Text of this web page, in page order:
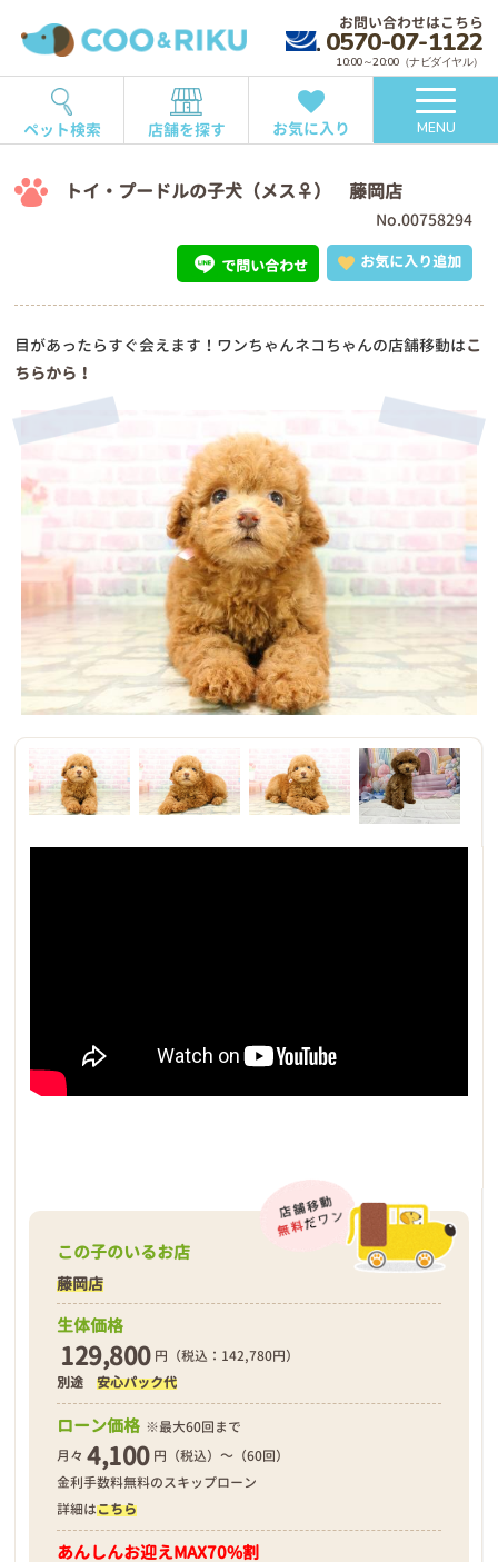
お問い合わせはこちら
0570-07-1122
10:00～20:00（ナビダイヤル）
ペット検索 店舗を探す お気に入り MENU
トイ・プードルの子犬（メス♀） 藤岡店
No.00758294
お気に入り追加
で問い合わせ
目があったらすぐ会えます！ワンちゃんネコちゃんの店舗移動はこ
ちらから！
この子のいるお店
藤岡店
生体価格
129,800 円（税込：142,780円）
別途安心パック代
ローン価格 ※最大60回まで
月々 4,100 円（税込）～（60回）
金利手数料無料のスキップローン
詳細はこちら
あんしんお迎えMAX70%割